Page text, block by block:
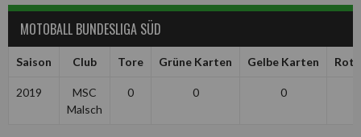
MOTOBALL BUNDESLIGA SÜD
Saison Club Tore Grüne Karten Gelbe Karten
2019
MSC
Malsch
0 0 0